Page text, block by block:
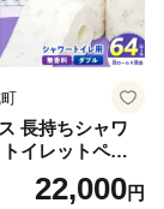
長持ちシャワ
イレットペー
）64ロール(8ロ
ク) 開成町 トイレ
22,000円